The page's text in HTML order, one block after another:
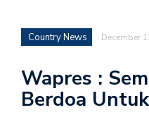
Country News December
Wapres :
Berdoa